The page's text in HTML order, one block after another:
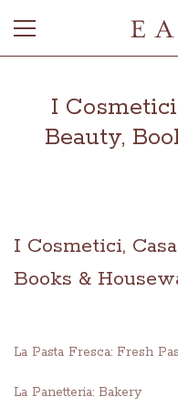
I
Beauty,
I Cosmetici,
Books &
La Pasta Fresca: Fresh
La Panetteria: Bakery